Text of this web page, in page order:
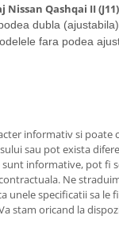
Qashqai II (J11)
dubla
fara podea
informativ si poate
sau pot exista
sunt informative, pot fi
Ne
unele specificatii sa le
stam oricand la